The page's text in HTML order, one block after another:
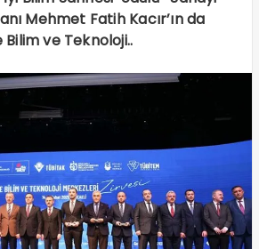
Mehmet Fatih Kacır’ın da
Bilim ve Teknoloji..